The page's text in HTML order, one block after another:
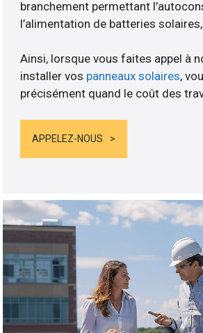
branchement permettant
l’alimentation de batteries
Ainsi, lorsque vous faites appel à
installer vos panneaux solaires,
précisément quand le coût des
APPELEZ-NOUS